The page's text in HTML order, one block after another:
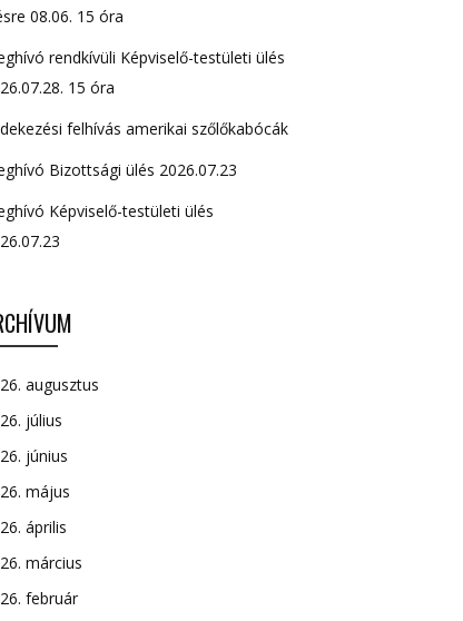
08.06. 15 óra
rendkívüli Képviselő-testületi ülés
15 óra
felhívás amerikai szőlőkabócák
Bizottsági ülés 2026.07.23
Képviselő-testületi ülés
augusztus
július
június
május
április
március
február